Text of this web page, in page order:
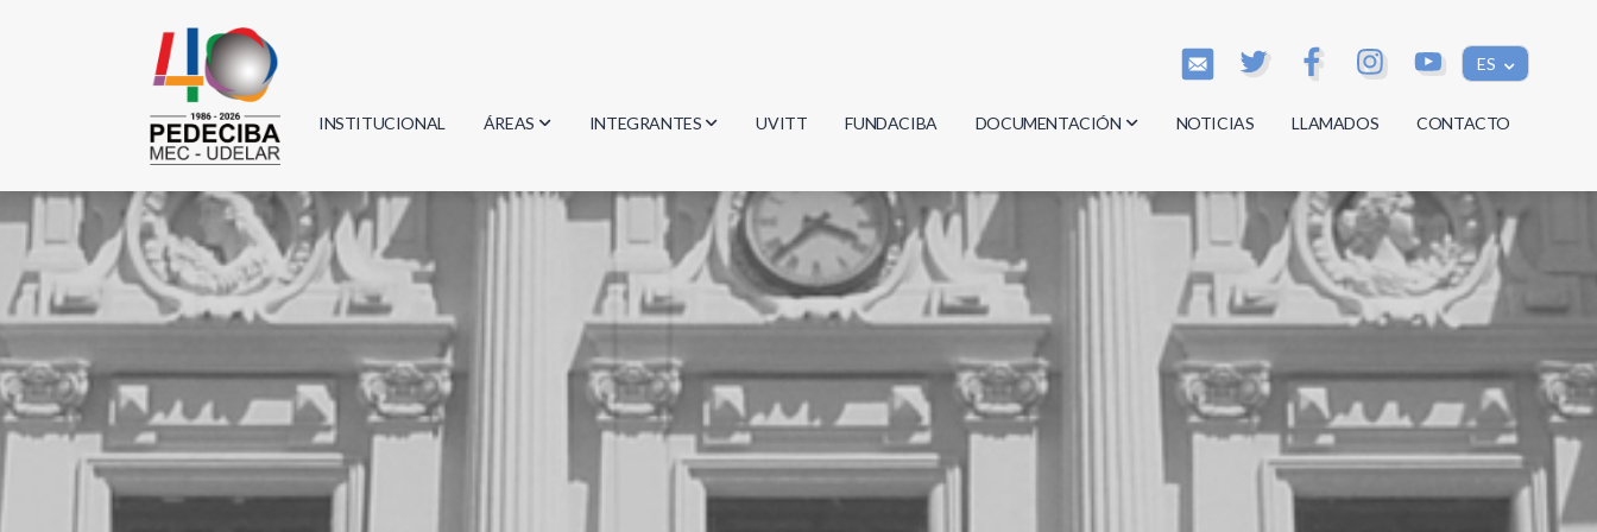
ES
INSTITUCIONAL ÁREAS
Biología
Matemática
INTEGRANTES
Investigadores
Estudiantes
Egresados
UVITT FUNDACIBA DOCUMENTACIÓN
Actas
Documentos
NOTICIAS LLAMADOS CONTACTO